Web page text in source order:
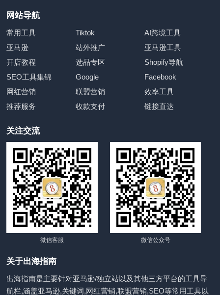
网站导航
常用工具 Tiktok
AI跨境工具
亚马逊
站外推广
亚马逊工具
开店教程
选品专区
Shopify导航
SEO工具集锦
Google
Facebook
网红营销
联盟营销
效率工具
推荐服务
收款支付 链接直达
关注交流
微信客服 微信公众号
关于出海指南
出海指南是主要针对亚马逊/独立站以及其他三方平台的工具导
航栏,涵盖亚马逊,关键词,网红营销,联盟营销,SEO等常用工具以